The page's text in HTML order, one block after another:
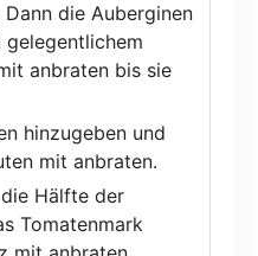
die Auberginen
gelegentlichem
anbraten bis sie
hinzugeben und
mit anbraten.
Hälfte der
Tomatenmark